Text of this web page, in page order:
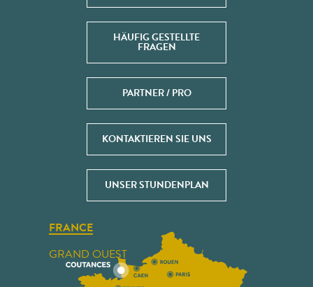
HÄUFIG GESTELLTE
FRAGEN
PARTNER / PRO
KONTAKTIEREN SIE UNS
UNSER STUNDENPLAN
FRANCE
GRAND OUEST